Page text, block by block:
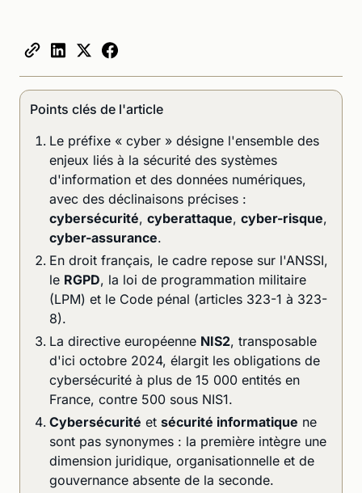
Points clés de l'article
Le préfixe « cyber » désigne l'ensemble des
enjeux liés à la sécurité des systèmes
d'information et des données numériques,
avec des déclinaisons précises :
cybersécurité, cyberattaque, cyber-risque,
cyber-assurance.
En droit français, le cadre repose sur l'ANSSI,
le RGPD, la loi de programmation militaire
(LPM) et le Code pénal (articles 323-1 à 323-
8).
La directive européenne NIS2, transposable
d'ici octobre 2024, élargit les obligations de
cybersécurité à plus de 15 000 entités en
France, contre 500 sous NIS1.
Cybersécurité et sécurité informatique ne
sont pas synonymes : la première intègre une
dimension juridique, organisationnelle et de
gouvernance absente de la seconde.